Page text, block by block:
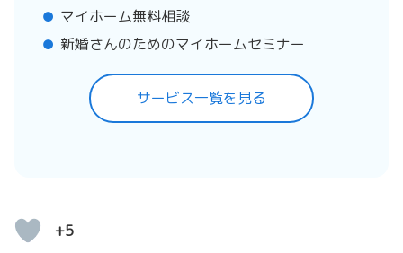
マイホーム無料相談
新婚さんのためのマイホームセミナー
サービス一覧を見る
+5